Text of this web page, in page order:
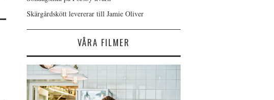
Skärgårdskött levererar till Jamie Oliver
VÅRA FILMER